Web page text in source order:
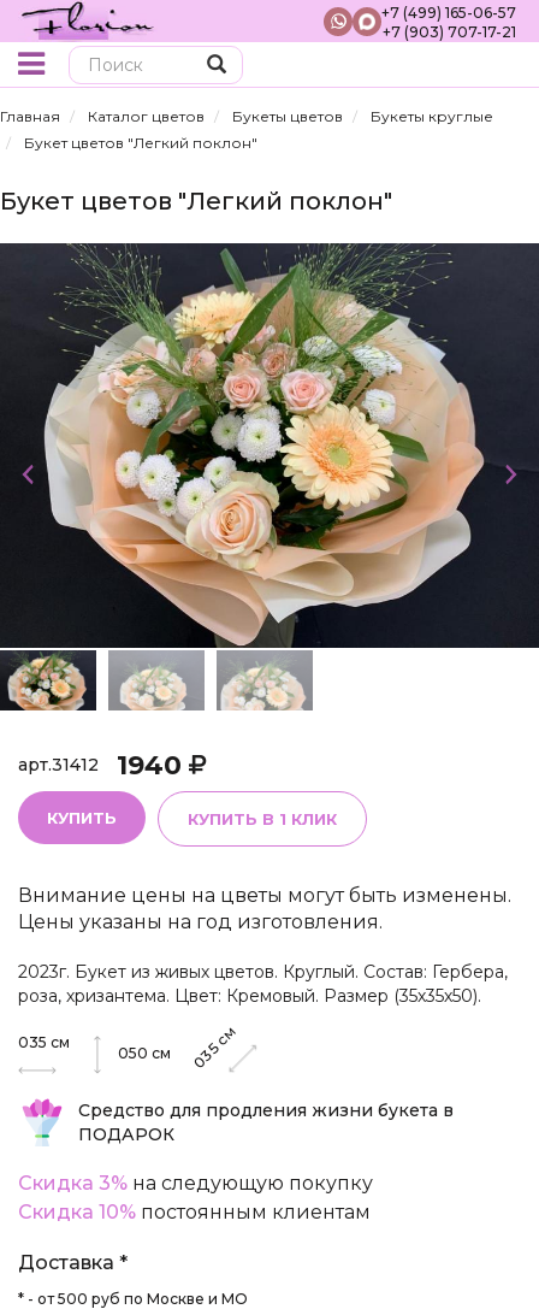
+7 (499) 165-06-57
+7 (903) 707-17-21
Главная Каталог цветов Букеты цветов
Букеты круглые
Букет цветов "Легкий поклон"
Букет цветов "Легкий поклон"
арт.31412 1940
КУПИТЬ КУПИТЬ В 1 КЛИК
Внимание цены на цветы могут быть изменены.
Цены указаны на год изготовления.
2023г. Букет из живых цветов. Круглый. Состав: Гербера,
роза, хризантема. Цвет: Кремовый. Размер (35х35х50).
035 см
050 см 035
см
Средство для продления жизни букета в
ПОДАРОК
Скидка 3% на следующую покупку
Скидка 10% постоянным клиентам
Доставка *
* - от 500 руб по Москве и МО